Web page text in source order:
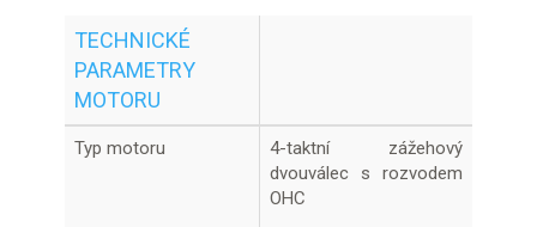
TECHNICKÉ
PARAMETRY
MOTORU
Typ motoru
4-taktní zážehový
dvouválec s rozvodem
OHC